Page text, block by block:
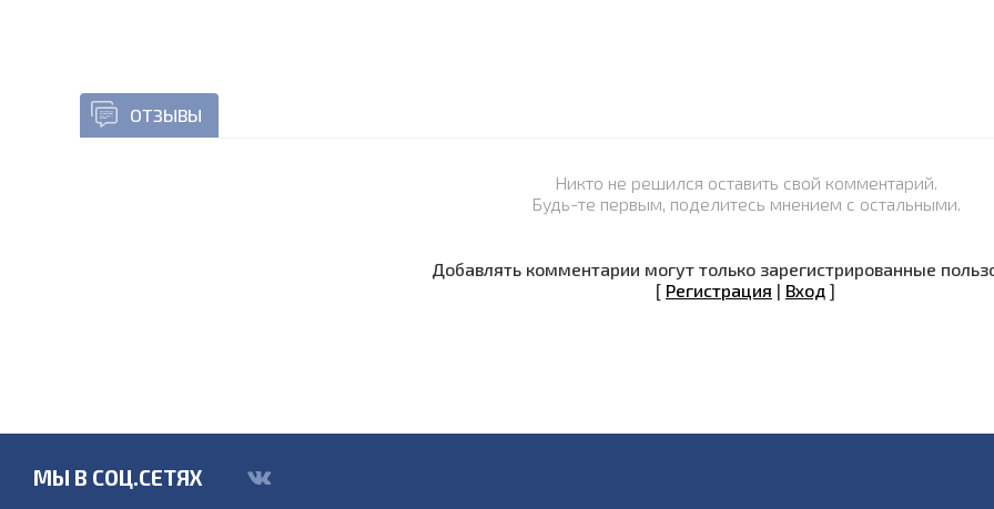
ОТЗЫВЫ
Никто не решился оставить свой комментарий.
Будь-те первым, поделитесь мнением с остальными.
Добавлять комментарии могут только зарегистрированные
[ Регистрация | Вход ]
МЫ В СОЦ.СЕТЯХ